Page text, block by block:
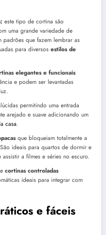
este tipo de cortina são
uma grande variedade de
padrões que fazem lembrar as
para diversos estilos de
elegantes e funcionais
e podem ser levantadas
permitindo uma entrada
arejado e suave adicionando um
casa.
que bloqueiam totalmente a
ideais para quartos de dormir e
a filmes e séries no escuro.
cortinas controladas
ideais para integrar com
e fáceis